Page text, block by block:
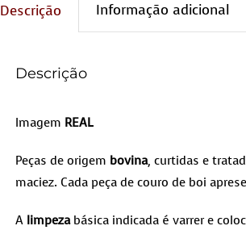
Descrição Informação adicional
Descrição
Imagem REAL
Peças de origem bovina, curtidas e
maciez. Cada peça de couro de boi
A limpezabásica indicada é varrer e